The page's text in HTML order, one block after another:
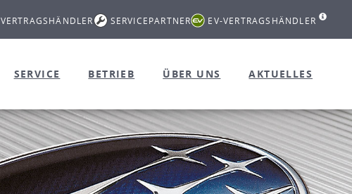
VERTRAGSHÄNDLER SERVICEPARTNER EV-VERTRAGSHÄNDLER
SERVICE BETRIEB ÜBER UNS AKTUELLES